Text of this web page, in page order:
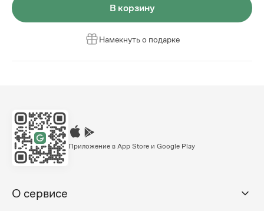
В корзину
Намекнуть о подарке
Приложение в App Store и Google Play
О сервисе